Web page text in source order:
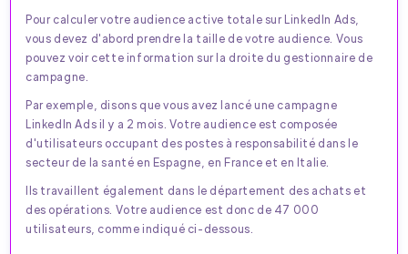
Pour calculer votre audience active totale sur LinkedIn Ads,
vous devez d'abord prendre la taille de votre audience. Vous
pouvez voir cette information sur la droite du gestionnaire de
campagne.
Par exemple, disons que vous avez lancé une campagne
LinkedIn Ads il y a 2 mois. Votre audience est composée
d'utilisateurs occupant des postes à responsabilité dans le
secteur de la santé en Espagne, en France et en Italie.
Ils travaillent également dans le département des achats et
des opérations. Votre audience est donc de 47 000
utilisateurs, comme indiqué ci-dessous.